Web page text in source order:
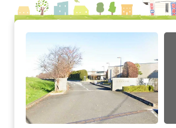
しののめの里の詳細へ